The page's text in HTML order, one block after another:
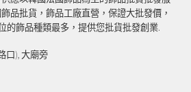
品批貨，飾品工廠直營，保證大批發價，
的飾品種類最多，提供您批貨批發創業.
口), 大廟旁